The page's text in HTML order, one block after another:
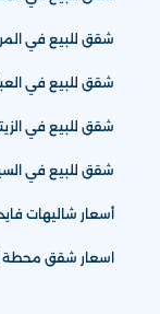
شقق للبيع في
شقق للبيع في
شقق للبيع في
شقق للبيع في
أسعار شاليهات
اسعار شقق محطة